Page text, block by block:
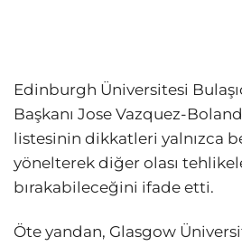
Edinburgh Üniversitesi
Başkanı Jose Vazquez-
listesinin dikkatleri yalnızca
yönelterek diğer olası
bırakabileceğini ifade etti.
Öte yandan, Glasgow